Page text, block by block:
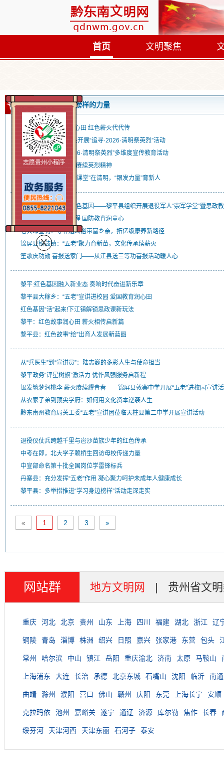
首页 文明聚焦
首页 榜样的力量
天柱县：银发护苗润心田 红色薪火代代传
祭英烈 铸忠魂|麻江县开展“追寻·2026·清明祭英烈”活动
从江县开展“追寻·2026·清明祭英烈”多维度宣传教育活动
黎平：聆听老兵故事 赓续英烈精神
天柱县高酿镇：“红色课堂”在清明，“银发力量”育新人
凝聚老兵力量 传承红色基因——黎平县组织开展退役军人“崇军学堂”暨思政
从江：崇军学堂启新程 国防教育润童心
老兵邓金钊：守非遗瑶浴带富乡亲，拓亿级康养新路径
锦屏县铜鼓镇：“五老”聚力育新苗，文化传承续薪火
笙歌庆功勋 喜报送家门——从江县送三等功喜报活动暖人心
黎平:红色基因融入新业态 奏响时代奋进新乐章
黎平县大稼乡：“五老”宣讲进校园 爱国教育润心田
红色基因“活”起来!下江镇解锁思政课新玩法
黎平：红色故事润心田 薪火相传启新篇
黎平县：红色故事“绘”出育人发展新蓝图
从“兵医生”到“宣讲员”：陆志巍的多彩人生与使命担当
黎平政务“评星树旗”激活力 优作风强服务启新程
银发筑梦润桃李 薪火赓续耀青春——锦屏县敦寨中学开展“五老”进校园宣讲
从农家子弟到顶尖学府：如何用文化资本逆袭人生
黔东南州教育局关工委“五老”宣讲团莅临天柱县第二中学开展宣讲活动
退役仪仗兵跨越千里与岜沙苗族少年的红色传承
中考在即，北大学子赖桥生回访母校传递力量
中宣部命名第十批全国岗位学雷锋标兵
丹寨县：充分发挥“五老”作用 凝心聚力呵护未成年人健康成长
黎平县：多举措推进“学习身边榜样”活动走深走实
« 1 2 3 »
网站群 地方文明网 | 贵州省文
重庆 河北 北京 贵州 山东 上海 四川 福建 湖北 浙江 辽
铜陵 青岛 淄博 株洲 绍兴 日照 嘉兴 张家港 东营 包头
常州 哈尔滨 中山 镇江 岳阳 重庆渝北 济南 太原 马鞍山
上海浦东 大连 长治 承德 北京东城 石嘴山 沈阳 临沂 南通
曲靖 滁州 濮阳 营口 佛山 赣州 庆阳 东莞 上海长宁 安顺
克拉玛依 池州 嘉峪关 遂宁 通辽 济源 库尔勒 焦作 长春
绥芬河 天津河西 天津东丽 石河子 泰安
志愿贵州小程序